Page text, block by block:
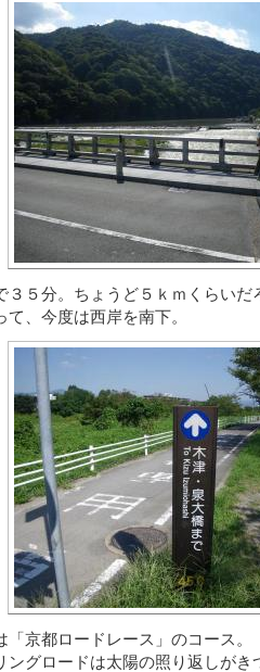
５分。ちょうど５ｋｍくらいだ
、今度は西岸を南下。
京都ロードレース」のコース。
グロードは太陽の照り返しがき